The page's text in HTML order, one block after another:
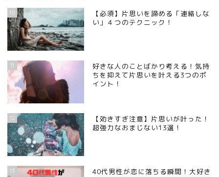
10
【必須】片思いを諦める「連絡しな
い」４つのテクニック！
11
好きな人のことばかり考える！気持
ちを抑えて片思いを叶える3つのポ
イント！
12
【効きすぎ注意】片思いが叶った！
超強力なおまじない13選！
13
40代男性が恋に落ちる瞬間！大好き